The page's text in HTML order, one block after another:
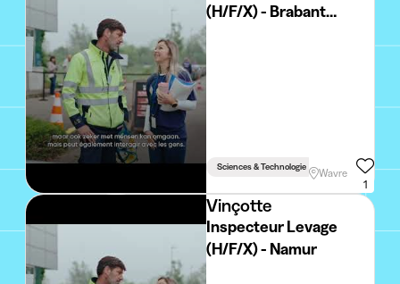
(H/F/X) - Brabant
Sciences & Technologie
Wavre
1
Vinçotte
Inspecteur Levage
(H/F/X) - Namur